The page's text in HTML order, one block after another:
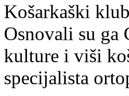
Košarkaški
Osnovali su ga
kulture i viši
specijalista